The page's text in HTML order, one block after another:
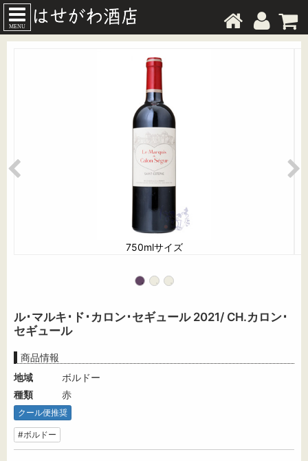
MENU
750mlサイズ
ル･マルキ･ド･カロン･セギュール 2021/ CH.カロン･
セギュール
商品情報
地域
ボルドー
種類
赤
クール便推奨
#ボルドー